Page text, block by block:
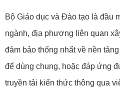
Bộ Giáo dục và Đào tạo là đầu
ngành, địa phương liên quan
đảm bảo thống nhất về nền
để dùng chung, hoặc đáp ứng
truyền tải kiến thức thông qua